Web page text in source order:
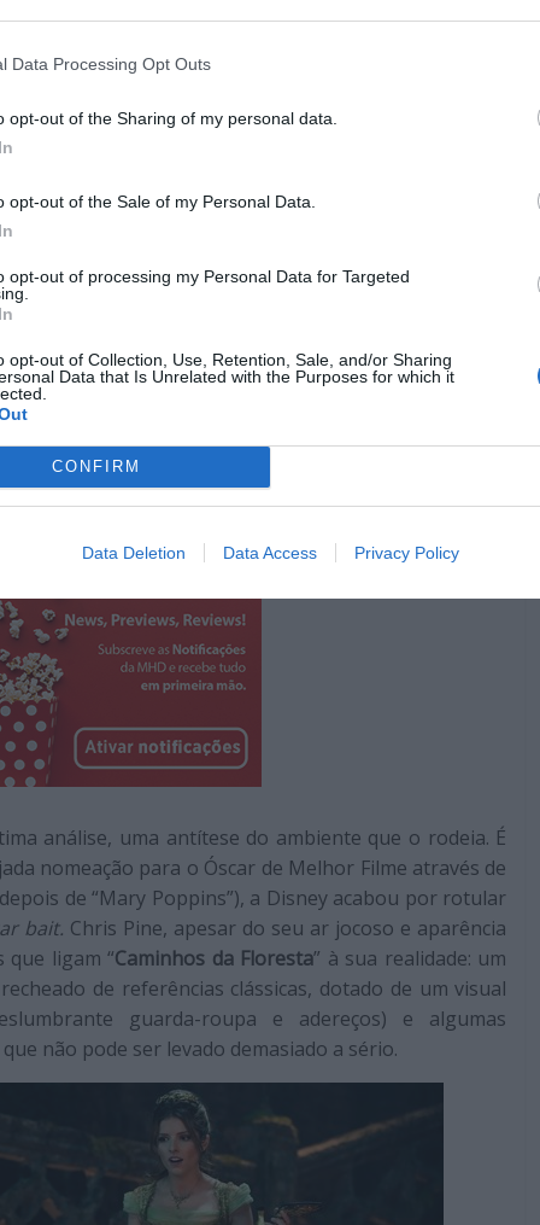
Data Processing Opt Outs
opt-out of the Sharing of my personal data.
opt-out of the Sale of my Personal Data.
opt-out of processing my Personal Data for Targeted
opt-out of Collection, Use, Retention, Sale, and/or Sharing
Data that Is Unrelated with the Purposes for which it
CONFIRM
Data Deletion Data Access Privacy Policy
essência, um desfilar de estrelas. No meio de uma breve
Depp
por vezes irritante deJames Corden
fazem deste “
se augurava.
, que partilham de uma robustez vocal assinalável –
de papéis femininos fortes e divertidos à imagem dos
diverte imenso é Chris Pine, numa das performances
quando se junta a Billy Magnussen no
Pub
análise, uma antítese do ambiente que o rodeia. É
nomeação para o Óscar de Melhor Filme através de
de “Mary Poppins”), a Disney acabou por rotular
bait. Chris Pine, apesar do seu ar jocoso e aparência
que ligam “Caminhos da Floresta” à sua realidade: um
de referências clássicas, dotado de um visual
guarda-roupa e adereços) e algumas
não pode ser levado demasiado a sério.